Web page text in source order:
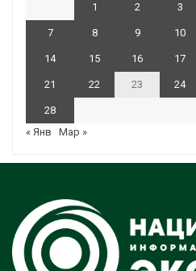
1 2 3
7 8 9 10
14 15 16 17
21 22 23 24
28
« Янв
Мар »